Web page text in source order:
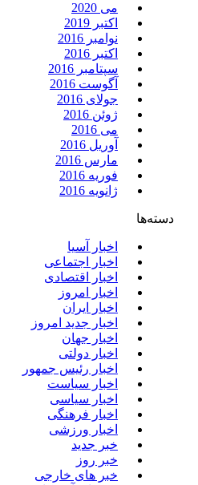
می 2020
اکتبر 2019
نوامبر 2016
اکتبر 2016
سپتامبر 2016
آگوست 2016
جولای 2016
ژوئن 2016
می 2016
آوریل 2016
مارس 2016
فوریه 2016
ژانویه 2016
دسته‌ها
اخبار آسیا
اخبار اجتماعی
اخبار اقتصادی
اخبار امروز
اخبار ایران
اخبار جدید امروز
اخبار جهان
اخبار دولتی
اخبار رئیس جمهور
اخبار سیاست
اخبار سیاسی
اخبار فرهنگی
اخبار ورزشی
خبر جدید
خبر روز
خبر های خارجی